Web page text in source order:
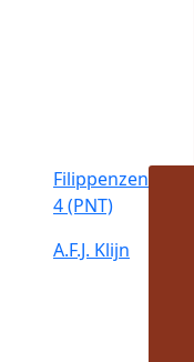
Filippenzen
4 (PNT)
A.F.J. Klijn